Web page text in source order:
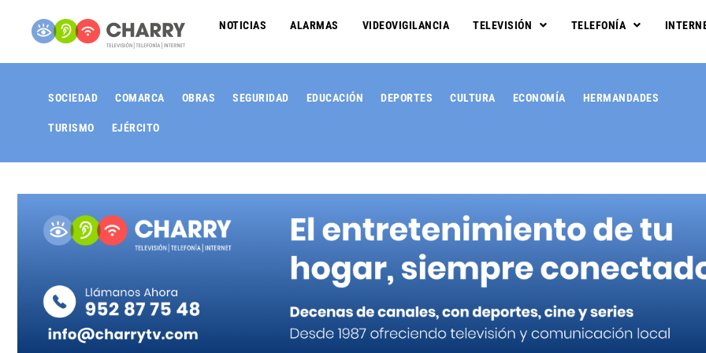
NOTICIAS ALARMAS VIDEOVIGILANCIA TELEVISIÓN TELEFONÍA
SOCIEDAD COMARCA OBRAS SEGURIDAD EDUCACIÓN DEPORTES CULTURA ECONOMÍA HERMANDADES
TURISMO EJÉRCITO